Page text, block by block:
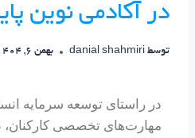
در آکادمی نوین
توسط danial shahmiri بهمن 6, 1404
در راستای توسعه سرمایه
مهارت‌های تخصصی کارکنان،